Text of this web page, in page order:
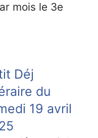
mois le 3e
Déj
du
19 avril